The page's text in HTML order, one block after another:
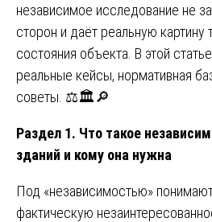
независимое исследование не
сторон и даёт реальную картину
состояния объекта. В этой
реальные кейсы, нормативная
советы. ⚖️🏛️🔎
Раздел 1. Что такое
зданий и кому она нужна
Под «независимостью»
фактическую